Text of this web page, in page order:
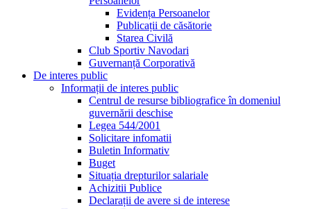
Evidența Persoanelor
Publicații de căsătorie
Starea Civilă
Club Sportiv Navodari
Guvernanță Corporativă
De interes public
Informații de interes public
Centrul de resurse bibliografice în domeniul
guvernării deschise
Legea 544/2001
Solicitare infomatii
Buletin Informativ
Buget
Situația drepturilor salariale
Achizitii Publice
Declarații de avere si de interese